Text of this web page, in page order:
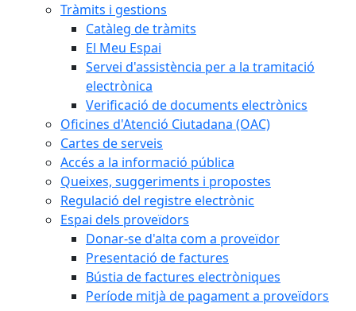
Tràmits i gestions
Catàleg de tràmits
El Meu Espai
Servei d'assistència per a la tramitació
electrònica
Verificació de documents electrònics
Oficines d'Atenció Ciutadana (OAC)
Cartes de serveis
Accés a la informació pública
Queixes, suggeriments i propostes
Regulació del registre electrònic
Espai dels proveïdors
Donar-se d'alta com a proveïdor
Presentació de factures
Bústia de factures electròniques
Període mitjà de pagament a proveïdors